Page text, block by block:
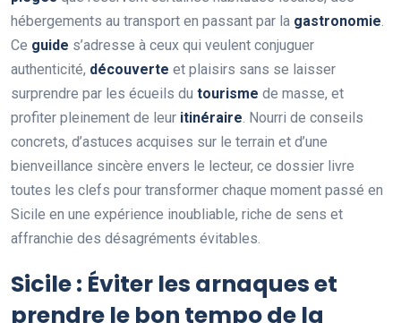
hébergements au transport en passant par la gastronomie.
Ce guide s’adresse à ceux qui veulent conjuguer
authenticité, découverte et plaisirs sans se laisser
surprendre par les écueils du tourisme de masse, et
profiter pleinement de leur itinéraire. Nourri de conseils
concrets, d’astuces acquises sur le terrain et d’une
bienveillance sincère envers le lecteur, ce dossier livre
toutes les clefs pour transformer chaque moment passé en
Sicile en une expérience inoubliable, riche de sens et
affranchie des désagréments évitables.
Sicile : Éviter les arnaques et
prendre le bon tempo de la